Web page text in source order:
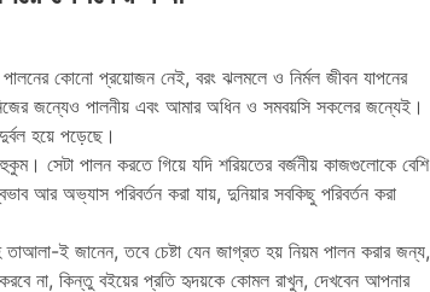
কোনাে প্রয়ােজন নেই, বরং ঝলমলে ও নির্মল জীবন যাপনের
জন্যেও পালনীয় এবং আমার অধিন ও সমবয়সি সকলের জন্যেই।
হয়ে পড়েছে।
সেটা পালন করতে গিয়ে যদি শরিয়তের বর্জনীয় কাজগুলােকে বেশি
আর অভ্যাস পরিবর্তন করা যায়, দুনিয়ার সবকিছু পরিবর্তন করা
ই জানেন, তবে চেষ্টা যেন জাগ্রত হয় নিয়ম পালন করার জন্য,
না, কিন্তু বইয়ের প্রতি হৃদয়কে কোমল রাখুন, দেখবেন আপনার